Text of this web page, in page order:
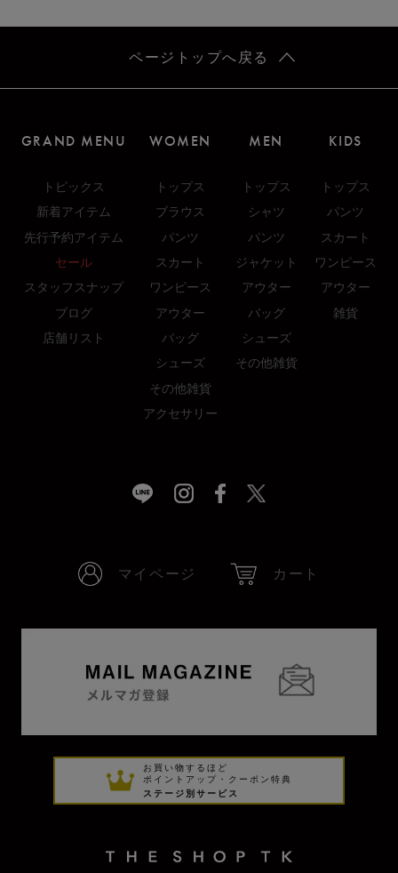
ページトップへ戻る
GRAND MENU
トピックス
新着アイテム
先行予約アイテム
セール
スタッフスナップ
ブログ
店舗リスト
WOMEN
トップス
ブラウス
パンツ
スカート
ワンピース
アウター
バッグ
シューズ
その他雑貨
アクセサリー
MEN
トップス
シャツ
パンツ
ジャケット
アウター
バッグ
シューズ
その他雑貨
KIDS
トップス
パンツ
スカート
ワンピース
アウター
雑貨
マイページ カート
お買い物するほど
ポイントアップ・クーポン特典
ステージ別サービス